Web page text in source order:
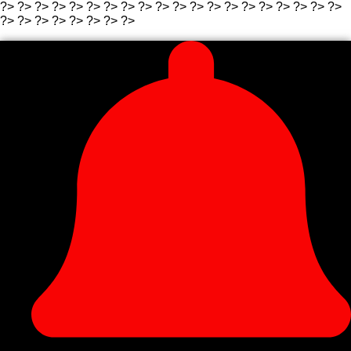
?> ?> ?> ?> ?> ?> ?> ?> ?> ?> ?> ?> ?> ?> ?> ?> ?> ?> ?> ?>
?> ?> ?> ?> ?> ?> ?> ?>